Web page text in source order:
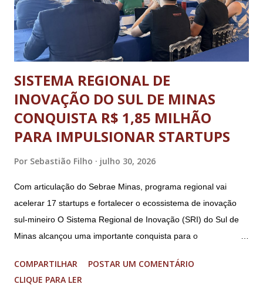
abertura oficial, com direto a cerimônia, aconteceu no dia 20
de julho (segunda-feira) e o ence...
SISTEMA REGIONAL DE
INOVAÇÃO DO SUL DE MINAS
CONQUISTA R$ 1,85 MILHÃO
PARA IMPULSIONAR STARTUPS
Por Sebastião Filho julho 30, 2026
Com articulação do Sebrae Minas, programa regional vai
acelerar 17 startups e fortalecer o ecossistema de inovação
sul-mineiro O Sistema Regional de Inovação (SRI) do Sul de
Minas alcançou uma importante conquista para o
proposta “Acelera Vibra” foi contemplada na Chamada
FAPEMIG/Sede 03/2026 – Novo SEED, garantindo R$ 1,85
COMPARTILHAR
POSTAR UM COMENTÁRIO
CLIQUE PARA LER